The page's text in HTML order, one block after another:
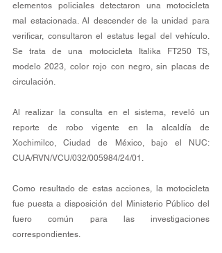
elementos policiales detectaron una motocicleta
mal estacionada. Al descender de la unidad para
verificar, consultaron el estatus legal del vehículo.
Se trata de una motocicleta Italika FT250 TS,
modelo 2023, color rojo con negro, sin placas de
circulación.
Al realizar la consulta en el sistema, reveló un
reporte de robo vigente en la alcaldía de
Xochimilco, Ciudad de México, bajo el NUC:
CUA/RVN/VCU/032/005984/24/01.
Como resultado de estas acciones, la motocicleta
fue puesta a disposición del Ministerio Público del
fuero común para las investigaciones
correspondientes.